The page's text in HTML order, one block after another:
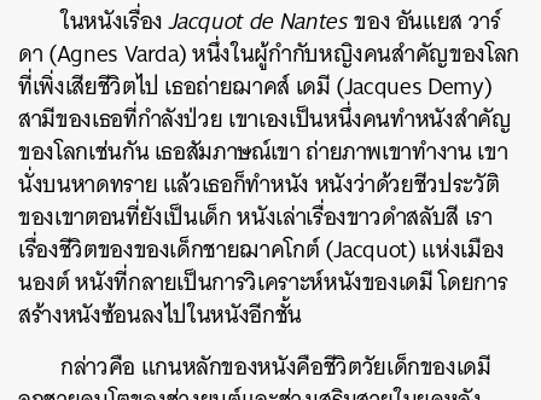
ในหนังเรื่องJacquot de Nantesของ อันแยส วาร์
ดา (Agnes Varda) หนึ่งในผู้กำกับหญิงคนสำคัญของโลก
ที่เพิ่งเสียชีวิตไป เธอถ่ายฌาคส์ เดมี (Jacques Demy)
สามีของเธอที่กำลังป่วย เขาเองเป็นหนึ่งคนทำหนังสำคัญ
ของโลกเช่นกัน เธอสัมภาษณ์เขา ถ่ายภาพเขาทำงาน เขา
นั่งบนหาดทราย แล้วเธอก็ทำหนัง หนังว่าด้วยชีวประวัติ
ของเขาตอนที่ยังเป็นเด็ก หนังเล่าเรื่องขาวดำสลับสี เรา
เรื่องชีวิตของของเด็กชายฌาคโกต์ (Jacquot) แห่งเมือง
นองต์ หนังที่กลายเป็นการวิเคราะห์หนังของเดมี โดยการ
สร้างหนังซ้อนลงไปในหนังอีกชั้น
กล่าวคือ แกนหลักของหนังคือชีวิตวัยเด็กของเดมี